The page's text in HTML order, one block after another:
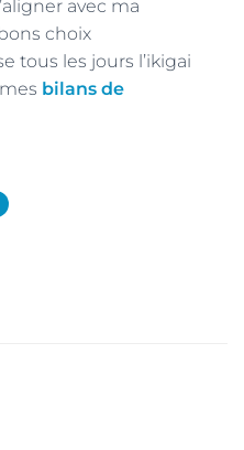
avec ma
choix
tous les jours l’ikigai
bilans de